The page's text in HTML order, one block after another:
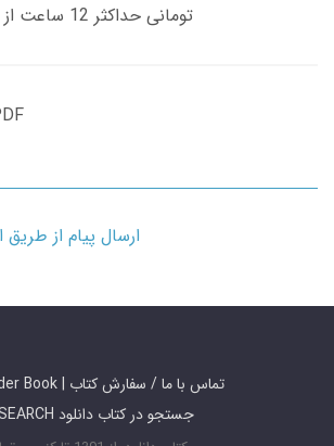
تومانی حداکثر 12 ساعت از طریق پیامک/ایمیل
ارسال پیام از طریق ایتا:
Contact Us / Order Book | تماس با ما / سفارش کتاب
SEARCH جستجو در کتاب دانلود